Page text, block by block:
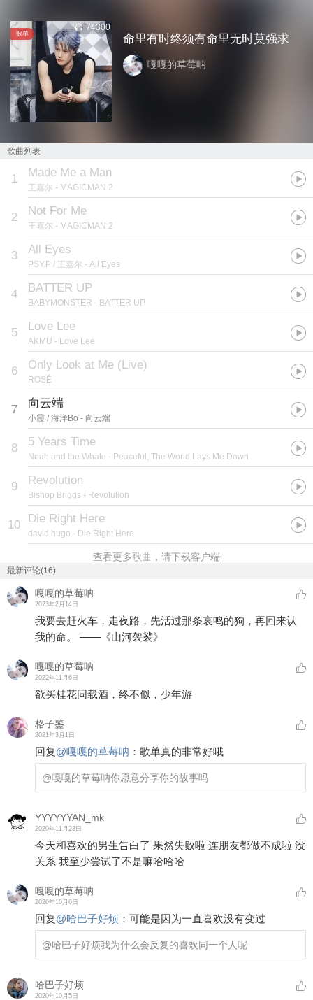
歌单
74300
命里有时终须有命里无时莫强求
嘎嘎的草莓呐
歌曲列表
1 Made Me a Man
王嘉尔 - MAGICMAN 2
2 Not For Me
王嘉尔 - MAGICMAN 2
3 All Eyes
PSY.P / 王嘉尔 - All Eyes
4 BATTER UP
BABYMONSTER - BATTER UP
5 Love Lee
AKMU - Love Lee
6 Only Look at Me (Live)
ROSÉ
7 向云端
小霞 / 海洋Bo - 向云端
8 5 Years Time
Noah and the Whale - Peaceful, The World Lays Me Down
9 Revolution
Bishop Briggs - Revolution
10 Die Right Here
david hugo - Die Right Here
查看更多歌曲，请下载客户端
最新评论(16)
嘎嘎的草莓呐
2023年2月14日
我要去赶火车，走夜路，先活过那条哀鸣的狗，再回来认
我的命。 ——《山河袈裟》
嘎嘎的草莓呐
2022年11月6日
欲买桂花同载酒，终不似，少年游
格子鉴
2021年3月1日
回复@嘎嘎的草莓呐 ： 歌单真的非常好哦
@嘎嘎的草莓呐你愿意分享你的故事吗
YYYYYYAN_mk
2020年11月23日
今天和喜欢的男生告白了 果然失败啦 连朋友都做不成啦 没
关系 我至少尝试了不是嘛哈哈哈
嘎嘎的草莓呐
2020年10月6日
回复@哈巴子好烦 ： 可能是因为一直喜欢没有变过
@哈巴子好烦我为什么会反复的喜欢同一个人呢
哈巴子好烦
2020年10月5日